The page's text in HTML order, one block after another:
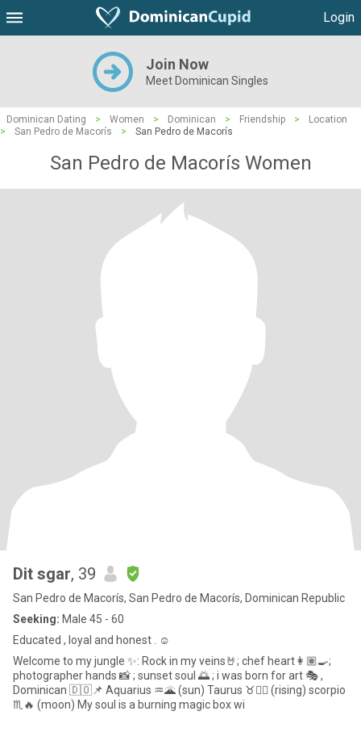
Login
Join Now
Meet Dominican Singles
Dominican Dating > Women > Dominican > Friendship >
Location
>
San Pedro de Macorís > San Pedro de Macorís
San Pedro de Macorís Women
Dit sgar, 39
San Pedro de Macorís, San Pedro de Macorís, Dominican Republic
Seeking: Male 45 - 60
Educated , loyal and honest . ☺️
Welcome to my jungle ✨: Rock in my veins🤘; chef heart👩🏽‍🍳;
photographer hands 📸 ; sunset soul 🌅 ; i was born for art 🎭 ,
Dominican 🇩🇴📌 Aquarius ♒🌋 (sun) Taurus ♉❤️‍🔥 (rising) scorpio
♏🔥 (moon) My soul is a burning magic box wi